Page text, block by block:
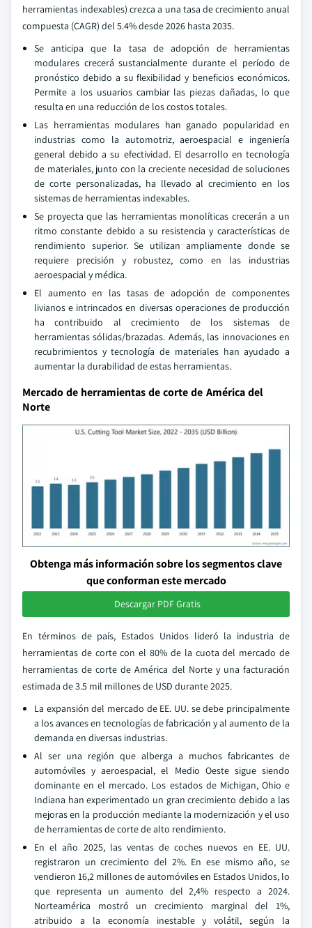
herramientas indexables) crezca a una tasa de crecimiento anual
compuesta (CAGR) del 5.4% desde 2026 hasta 2035.
Se anticipa que la tasa de adopción de herramientas
modulares crecerá sustancialmente durante el período de
pronóstico debido a su flexibilidad y beneficios económicos.
Permite a los usuarios cambiar las piezas dañadas, lo que
resulta en una reducción de los costos totales.
Las herramientas modulares han ganado popularidad en
industrias como la automotriz, aeroespacial e ingeniería
general debido a su efectividad. El desarrollo en tecnología
de materiales, junto con la creciente necesidad de soluciones
de corte personalizadas, ha llevado al crecimiento en los
sistemas de herramientas indexables.
Se proyecta que las herramientas monolíticas crecerán a un
ritmo constante debido a su resistencia y características de
rendimiento superior. Se utilizan ampliamente donde se
requiere precisión y robustez, como en las industrias
aeroespacial y médica.
El aumento en las tasas de adopción de componentes
livianos e intrincados en diversas operaciones de producción
ha contribuido al crecimiento de los sistemas de
herramientas sólidas/brazadas. Además, las innovaciones en
recubrimientos y tecnología de materiales han ayudado a
aumentar la durabilidad de estas herramientas.
Mercado de herramientas de corte de América del
Norte
Obtenga más información sobre los segmentos clave
que conforman este mercado
Descargar PDF Gratis
En términos de país, Estados Unidos lideró la industria de
herramientas de corte con el 80% de la cuota del mercado de
herramientas de corte de América del Norte y una facturación
estimada de 3.5 mil millones de USD durante 2025.
La expansión del mercado de EE. UU. se debe principalmente
a los avances en tecnologías de fabricación y al aumento de la
demanda en diversas industrias.
Al ser una región que alberga a muchos fabricantes de
automóviles y aeroespacial, el Medio Oeste sigue siendo
dominante en el mercado. Los estados de Michigan, Ohio e
Indiana han experimentado un gran crecimiento debido a las
mejoras en la producción mediante la modernización y el uso
de herramientas de corte de alto rendimiento.
En el año 2025, las ventas de coches nuevos en EE. UU.
registraron un crecimiento del 2%. En ese mismo año, se
vendieron 16,2 millones de automóviles en Estados Unidos, lo
que representa un aumento del 2,4% respecto a 2024.
Norteamérica mostró un crecimiento marginal del 1%,
atribuido a la economía inestable y volátil, según la